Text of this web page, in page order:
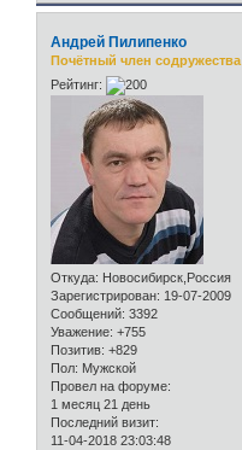
Андрей Пилипенко
Почётный член содружества
Рейтинг:
Откуда: Новосибирск,Россия
Зарегистрирован: 19-07-2009
Сообщений: 3392
Уважение: +755
Позитив: +829
Пол: Мужской
Провел на форуме:
1 месяц 21 день
Последний визит:
11-04-2018 23:03:48